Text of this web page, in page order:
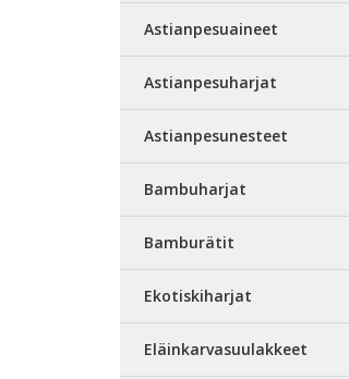
Astianpesuaineet
Astianpesuharjat
Astianpesunesteet
Bambuharjat
Bamburätit
Ekotiskiharjat
Eläinkarvasuulakkeet